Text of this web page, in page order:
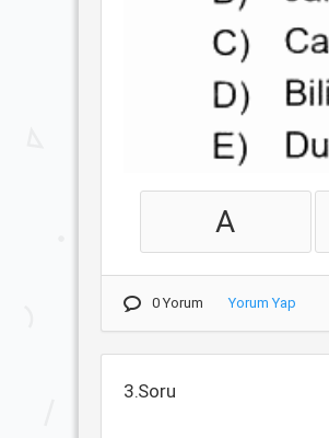
A
0 Yorum Yorum Yap
3.Soru